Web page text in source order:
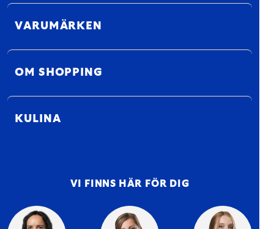
VARUMÄRKEN
OM SHOPPING
KULINA
VI FINNS HÄR FÖR DIG